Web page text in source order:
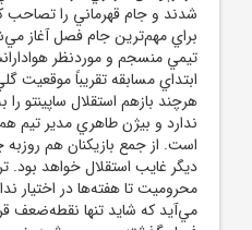
شدند و جام قهرماني را تصاحب
براي مهم‌ترين جام فصل آغاز
تيمي منسجم و موردنظر
ابتداي مسابقه تقريباً موقعيت
هرچند بازهم استقلال ساپينتو
ندارد و بيژن طاهري مدير تيم
است. از جمع بازيکنان هم
ديگر غايب استقلال خواهد بود.
محروميت تا هفته‌ها در اختيار
مي‌آيد که شايد تنها نقطه‌ضعف